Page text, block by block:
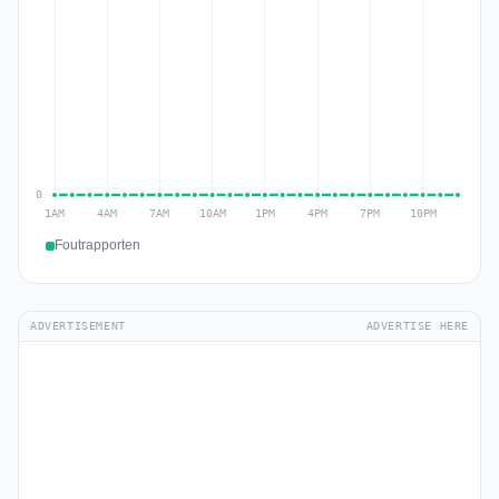
Foutrapporten
ADVERTISEMENT ADVERTISE HERE